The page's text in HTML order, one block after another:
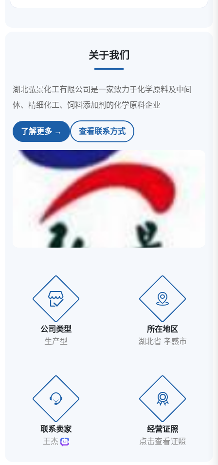
关于我们
湖北弘景化工有限公司是一家致力于化学原料及中间
体、精细化工、饲料添加剂的化学原料企业
了解更多 → 查看联系方式
公司类型
生产型
所在地区
湖北省 孝感市
联系卖家
王杰
经营证照
点击查看证照